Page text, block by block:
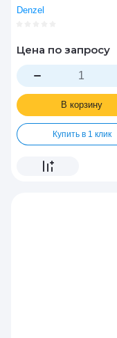
Denzel
Цена по запросу
В корзину
Купить в 1 клик